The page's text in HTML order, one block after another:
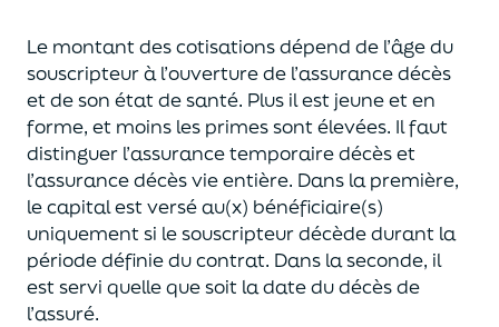
Le montant des cotisations dépend de l’âgedu
souscripteur à l’ouverture de l’assurance décès
et de son état de santé. Plus il est jeuneet en
forme, et moins les primes sont élevées. Il faut
distinguer l’assurance temporaire décès et
l’assurancedécèsvie entière. Dans la première,
le capital estversé au(x) bénéficiaire(s)
uniquementsi le souscripteur décède durant la
période définie du contrat. Dans la seconde, il
est servi quelle que soit la date du décès de
l’assuré.